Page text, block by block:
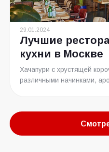
29.01.2024
Лучшие
кухни в Москве
Хачапури с хрустящей
различными начинками,